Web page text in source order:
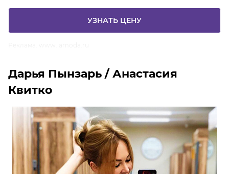
УЗНАТЬ ЦЕНУ
Дарья Пынзарь / Анастасия
Квитко